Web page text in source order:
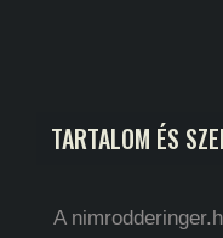
TARTALOM ÉS
A